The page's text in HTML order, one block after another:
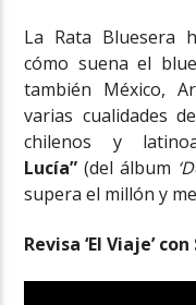
La Rata Bluesera
cómo suena el
también México,
varias cualidades
chilenos y
Lucía”(del álbum
supera el millón y
Revisa ‘El Viaje’